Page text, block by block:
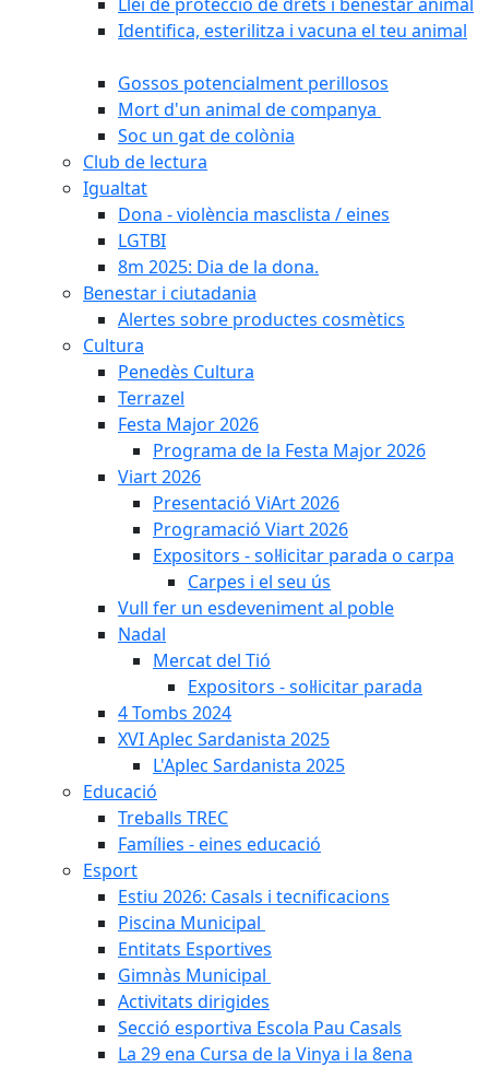
Identifica, esterilitza i vacuna el teu animal
Gossos potencialment perillosos
Mort d'un animal de companya
Soc un gat de colònia
Club de lectura
Igualtat
Dona - violència masclista / eines
LGTBI
8m 2025: Dia de la dona.
Benestar i ciutadania
Alertes sobre productes cosmètics
Cultura
Penedès Cultura
Terrazel
Festa Major 2026
Programa de la Festa Major 2026
Viart 2026
Presentació ViArt 2026
Programació Viart 2026
Expositors - sol·licitar parada o carpa
Carpes i el seu ús
Vull fer un esdeveniment al poble
Nadal
Mercat del Tió
Expositors - sol·licitar parada
4 Tombs 2024
XVI Aplec Sardanista 2025
L'Aplec Sardanista 2025
Educació
Treballs TREC
Famílies - eines educació
Esport
Estiu 2026: Casals i tecnificacions
Piscina Municipal
Entitats Esportives
Gimnàs Municipal
Activitats dirigides
Secció esportiva Escola Pau Casals
La 29 ena Cursa de la Vinya i la 8ena